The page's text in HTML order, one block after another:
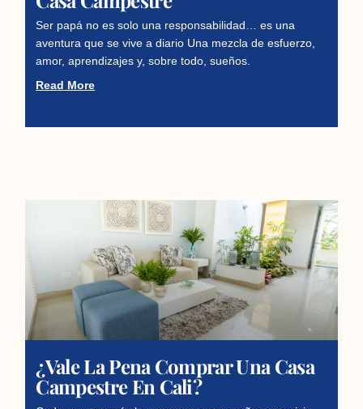
Ser papá no es solo una responsabilidad… es una
aventura que se vive a diario Una mezcla de esfuerzo,
amor, aprendizajes y, sobre todo, sueños.
Read More
¿Vale La Pena Comprar Una Casa
Campestre En Cali?